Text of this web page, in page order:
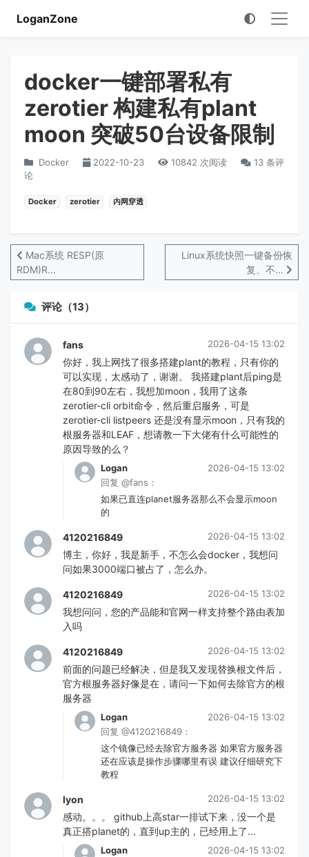
LoganZone
docker一键部署私有
zerotier 构建私有plant
moon 突破50台设备限制
Docker 2022-10-23 10842 次阅读
13 条评
论
Docker zerotier 内网穿透
Mac系统 RESP(原
RDM)R...
Linux系统快照一键备份恢
复、不...
评论（13）
fans 2026-04-15 13:02
你好，我上网找了很多搭建plant的教程，只有你的
可以实现，太感动了，谢谢。 我搭建plant后ping是
在80到90左右，我想加moon，我用了这条
zerotier-cli orbit命令，然后重启服务，可是
zerotier-cli listpeers 还是没有显示moon，只有我的
根服务器和LEAF，想请教一下大佬有什么可能性的
原因导致的么？
Logan
2026-04-15 13:02
回复 @fans：
如果已直连planet服务器那么不会显示moon
的
4120216849 2026-04-15 13:02
博主，你好，我是新手，不怎么会docker，我想问
问如果3000端口被占了，怎么办。
4120216849 2026-04-15 13:02
我想问问，您的产品能和官网一样支持整个路由表加
入吗
4120216849 2026-04-15 13:02
前面的问题已经解决，但是我又发现替换根文件后，
官方根服务器好像是在，请问一下如何去除官方的根
服务器
Logan
2026-04-15 13:02
回复 @4120216849：
这个镜像已经去除官方服务器 如果官方服务器
还在应该是操作步骤哪里有误 建议仔细研究下
教程
lyon 2026-04-15 13:02
感动。。。 github上高star一排试下来，没一个是
真正搭planet的，直到up主的，已经用上了...
Logan
2026-04-15 13:02